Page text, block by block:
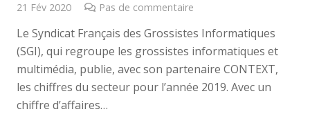
21 Fév 2020 Pas de commentaire
Le Syndicat Français des Grossistes Informatiques
(SGI), qui regroupe les grossistes informatiques et
multimédia, publie, avec son partenaire CONTEXT,
les chiffres du secteur pour l’année 2019. Avec un
chiffre d’affaires…